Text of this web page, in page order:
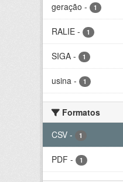
geração - 1
RALIE - 1
SIGA - 1
usina - 1
Formatos
CSV - 1
PDF - 1